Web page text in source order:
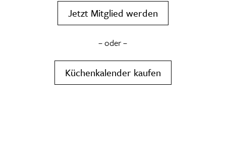
Jetzt Mitglied werden
– oder –
Küchenkalender kaufen